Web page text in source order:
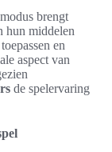
modus brengt
hun middelen
en
aspect van
de spelervaring